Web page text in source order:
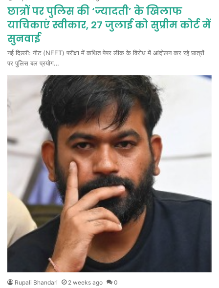
छात्रों पर पुलिस की ‘ज्यादती’ के खिलाफ
याचिकाएं स्वीकार, 27 जुलाई को सुप्रीम कोर्ट में
सुनवाई
नई दिल्ली: नीट (NEET) परीक्षा में कथित पेपर लीक के विरोध में आंदोलन कर रहे छात्रों
पर पुलिस बल प्रयोग…
Rupali Bhandari 2 weeks ago 0